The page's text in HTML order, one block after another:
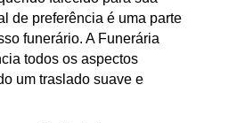
de preferência é uma parte
funerário. A Funerária
todos os aspectos
um traslado suave e